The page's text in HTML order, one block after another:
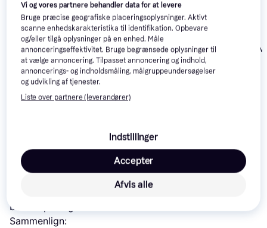
Netatmo Smart AC
Eller 3 betalinger af 37 kr.
Airthings View
Læs om produktet
bedste pris lige nu blandt
Sammenlign:
Vi og vores partnere behandler data for at levere
Bruge præcise geografiske placeringsoplysninger. Aktivt
scanne enhedskarakteristika til identifikation. Opbevare
og/eller tilgå oplysninger på en enhed. Måle
annonceringseffektivitet. Bruge begrænsede oplysninger til
at vælge annoncering. Tilpasset annoncering og indhold,
annoncerings- og indholdsmåling, målgruppeundersøgelser
og udvikling af tjenester.
Liste over partnere (leverandører)
Indstillinger
Afvis alle
Accepter